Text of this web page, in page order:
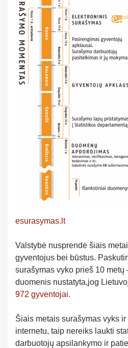
esurasymas.lt
Valstybė nusprendė šiais
gyventojus bei būstus.
surašymas vyko prieš 10 metų
duomenis nustatyta,jog
972 gyventojai.
Šiais metais surašymas vyks
internetu, taip nereiks laukti
darbuotojų apsilankymo ir